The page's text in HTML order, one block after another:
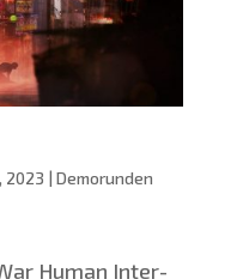
2023 | Demorunden
Human Inter­